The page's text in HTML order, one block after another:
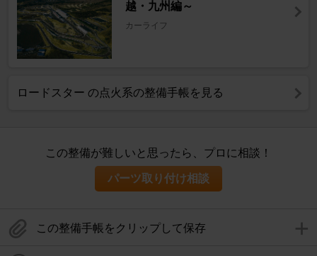
越・九州編～
カーライフ
ロードスター の点火系の整備手帳を見る
この整備が難しいと思ったら、プロに相談！
パーツ取り付け相談
この整備手帳をクリップして保存